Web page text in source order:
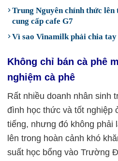
Trung Nguyên chính thức lên
cung cấp cafe G7
Vì sao Vinamilk phải chia
Không chỉ bán cà phê
nghiệm cà phê
Rất nhiều doanh nhân sinh
đình học thức và tốt nghiệp
tiếng, nhưng đó không phải
lên trong hoàn cảnh khó
suất học bổng vào Trường